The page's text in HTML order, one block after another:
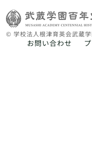
© 学校法人根津育英会武蔵
お問い合わせ